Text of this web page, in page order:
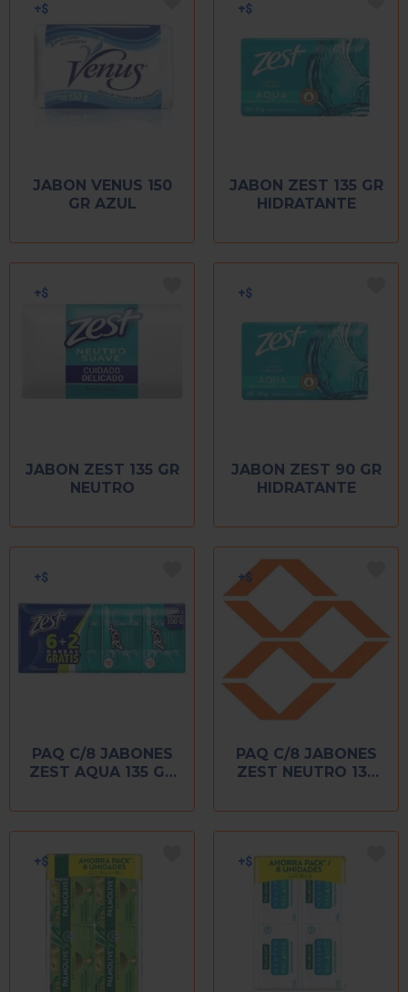
JABON VENUS 150
GR AZUL
JABON ZEST 135 GR
HIDRATANTE
JABON ZEST 135 GR
NEUTRO
JABON ZEST 90 GR
HIDRATANTE
PAQ C/8 JABONES
ZEST AQUA 135 GR
PAQ C/8 JABONES
ZEST NEUTRO 135